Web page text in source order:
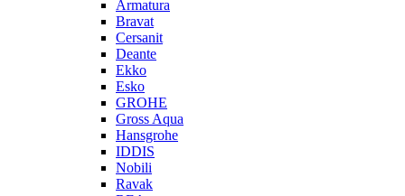
Armatura
Bravat
Cersanit
Deante
Ekko
Esko
GROHE
Gross Aqua
Hansgrohe
IDDIS
Nobili
Ravak